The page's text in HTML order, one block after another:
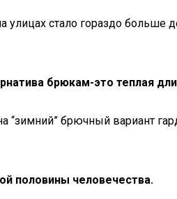
улицах стало гораздо
брюкам-это теплая
“зимний” брючный вариант
половины человечества.